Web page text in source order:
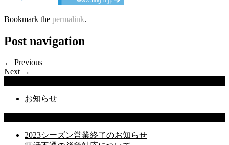
Bookmark the permalink.
Post navigation
← Previous
Next →
お知らせ
2023シーズン営業終了のお知らせ